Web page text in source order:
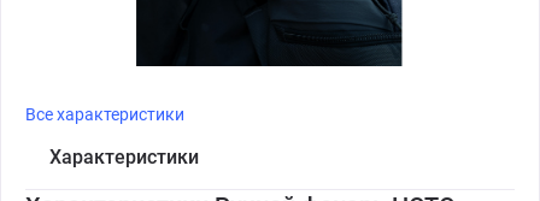
Все характеристики
Характеристики